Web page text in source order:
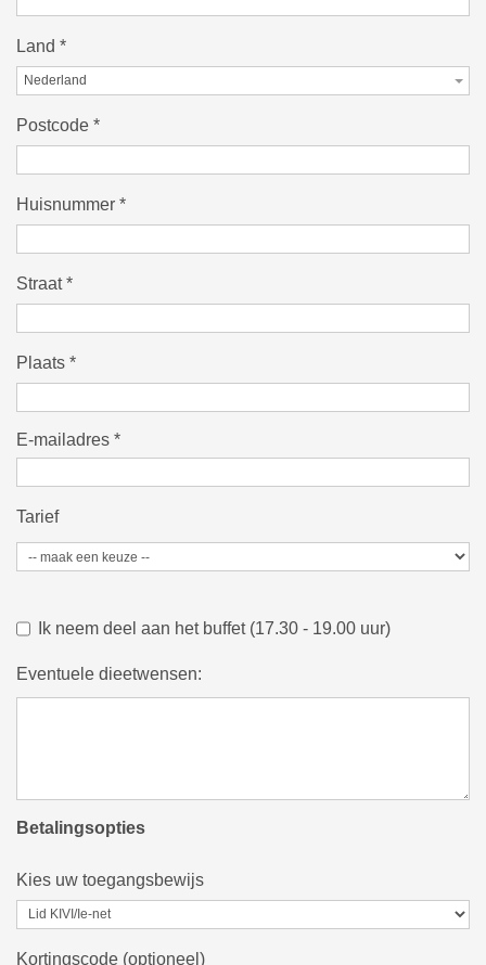
Land *
Nederland
Postcode *
Huisnummer *
Straat*
Plaats *
E-mailadres *
Tarief
Ik neem deel aan het buffet (17.30 - 19.00 uur)
Eventuele dieetwensen:
Betalingsopties
Kies uw toegangsbewijs
Kortingscode (optioneel)